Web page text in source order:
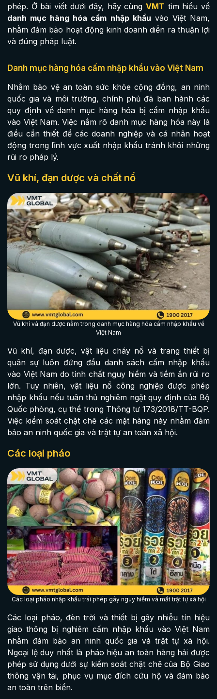
phép. Ở bài viết dưới đây, hãy cùngVMT tìm hiểu về
danh mục hàng hóa cấm nhập khẩu vào Việt Nam,
nhằm đảm bảo hoạt động kinh doanh diễn ra thuận lợi
và đúng pháp luật.
Danh mục hàng hóa cấm nhập khẩu vào Việt Nam
Nhằm bảo vệ an toàn sức khỏe cộng đồng, an ninh
quốc gia và môi trường, chính phủ đã ban hành các
quy định về danh mục hàng hóa bị cấm nhập khẩu
vào Việt Nam. Việc nắm rõ danh mục hàng hóa này là
điều cần thiết để các doanh nghiệp và cá nhân hoạt
động trong lĩnh vực xuất nhập khẩu tránh khỏi những
rủi ro pháp lý.
Vũ khí, đạn dược và chất nổ
Vũ khí và đạn dược nằm trong danh mục hàng hóa cấm nhập khẩu về
Việt Nam
Vũ khí, đạn dược, vật liệu cháy nổ và trang thiết bị
quân sự luôn đứng đầu danh sách cấm nhập khẩu
vào Việt Nam do tính chất nguy hiểm và tiềm ẩn rủi ro
lớn. Tuy nhiên, vật liệu nổ công nghiệp được phép
nhập khẩu nếu tuân thủ nghiêm ngặt quy định của Bộ
Quốc phòng, cụ thể trong Thông tư 173/2018/TT-BQP.
Việc kiểm soát chặt chẽ các mặt hàng này nhằm đảm
bảo an ninh quốc gia và trật tự an toàn xã hội.
Các loại pháo
Các loại pháo nhập khẩu trái phép gây nguy hiểm và mất trật tự xã hội
Các loại pháo, đèn trời và thiết bị gây nhiễu tín hiệu
giao thông bị nghiêm cấm nhập khẩu vào Việt Nam
nhằm đảm bảo an ninh quốc gia và trật tự xã hội.
Ngoại lệ duy nhất là pháo hiệu an toàn hàng hải được
phép sử dụng dưới sự kiểm soát chặt chẽ của Bộ Giao
thông vận tải, phục vụ mục đích cứu hộ và đảm bảo
an toàn trên biển.